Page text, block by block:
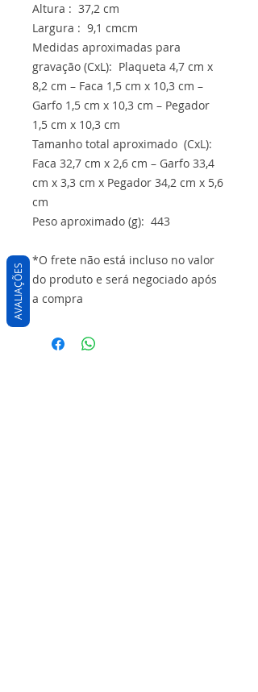
Altura : 37,2 cm
Largura : 9,1 cmcm
Medidas aproximadas para
gravação (CxL): Plaqueta 4,7 cm x
8,2 cm – Faca 1,5 cm x 10,3 cm –
Garfo 1,5 cm x 10,3 cm – Pegador
1,5 cm x 10,3 cm
Tamanho total aproximado (CxL):
Faca 32,7 cm x 2,6 cm – Garfo 33,4
cm x 3,3 cm x Pegador 34,2 cm x 5,6
cm
Peso aproximado (g): 443
*O frete não está incluso no valor
do produto e será negociado após
a compra
AVALIAÇÕES